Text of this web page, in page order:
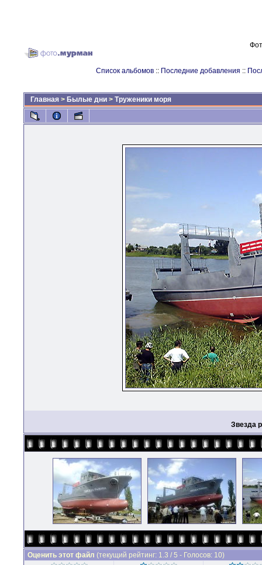
Список альбомов :: Последние добавления ::
Главная > Былые дни > Труженики моря
Звезда
Оценить этот файл (текущий рейтинг: 1.3 / 5 - Голосов: 10)